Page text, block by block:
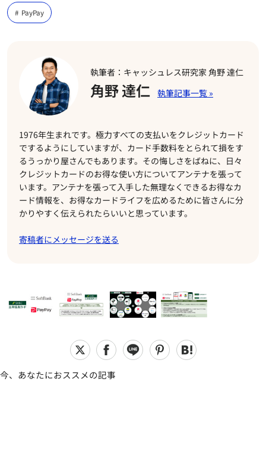
PayPay
執筆者：キャッシュレス研究家 角野 達仁
角野 達仁
1976年生まれです。極力すべての支払いをクレジットカード
でするようにしていますが、カード手数料をとられて損をす
るうっかり屋さんでもあります。その悔しさをばねに、日々
クレジットカードのお得な使い方についてアンテナを張って
います。アンテナを張って入手した無理なくできるお得なカ
ード情報を、お得なカードライフを広めるために皆さんに分
かりやすく伝えられたらいいと思っています。
寄稿者にメッセージを送る
今、あなたにおススメの記事